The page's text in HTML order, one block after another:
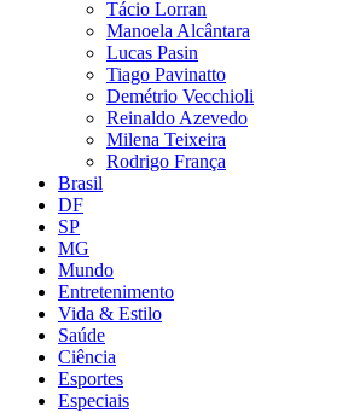
Tácio Lorran
Manoela Alcântara
Lucas Pasin
Tiago Pavinatto
Demétrio Vecchioli
Reinaldo Azevedo
Milena Teixeira
Rodrigo França
Brasil
DF
SP
MG
Mundo
Entretenimento
Vida & Estilo
Saúde
Ciência
Esportes
Especiais